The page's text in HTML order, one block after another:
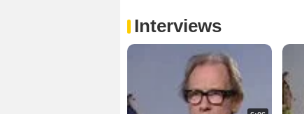
Interviews